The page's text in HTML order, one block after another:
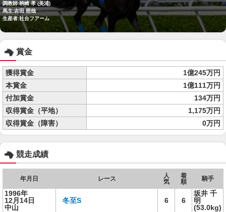
調教師:柄崎 孝 (美浦)
馬主:吉田 照哉
生産者:社台フアーム
賞金
獲得賞金
1億245万円
本賞金
1億111万円
付加賞金
134万円
収得賞金（平地）
1,175万円
収得賞金（障害）
0万円
競走成績
年月日 レース
人
気
着
順
騎手
1996年
12月14日
中山
冬至S 6 6
坂井 千
明
(53.0kg)